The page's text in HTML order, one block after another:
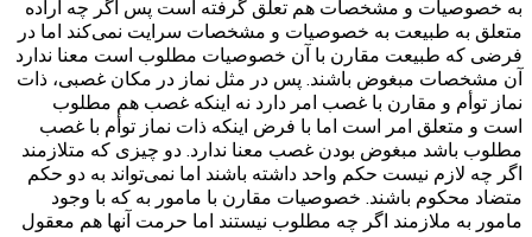
به خصوصیات و مشخصات هم تعلق گرفته است پس اگر چه اراده
متعلق به طبیعت به خصوصیات و مشخصات سرایت نمی‌کند اما در
فرضی که طبیعت مقارن با آن خصوصیات مطلوب است معنا ندارد
آن مشخصات مبغوض باشند. پس در مثل نماز در مکان غصبی، ذات
نماز توأم و مقارن با غصب امر دارد نه اینکه غصب هم مطلوب
است و متعلق امر است اما با فرض اینکه ذات نماز توأم با غصب
مطلوب باشد مبغوض بودن غصب معنا ندارد. دو چیزی که متلازمند
اگر چه لازم نیست حکم واحد داشته باشند اما نمی‌تواند به دو حکم
متضاد محکوم باشند. خصوصیات مقارن با مامور به که با وجود
مامور به ملازمند اگر چه مطلوب نیستند اما حرمت آنها هم معقول